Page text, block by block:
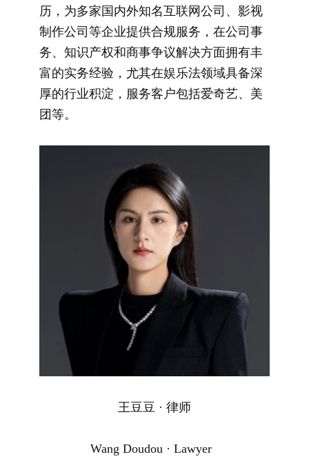
历，为多家国内外知名互联网公司、影视
制作公司等企业提供合规服务，在公司事
务、知识产权和商事争议解决方面拥有丰
富的实务经验，尤其在娱乐法领域具备深
厚的行业积淀，服务客户包括爱奇艺、美
团等。
王豆豆 · 律师
Wang Doudou · Lawyer